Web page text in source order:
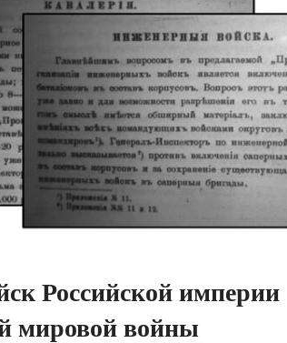
Российской империи
мировой войны